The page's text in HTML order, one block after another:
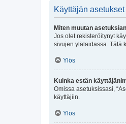
Käyttäjän asetukset
Miten muutan
Jos olet rekisteröitynyt
sivujen ylälaidassa. Tätä
Ylös
Kuinka estän
Omissa asetuksissasi,
käyttäjiin.
Ylös